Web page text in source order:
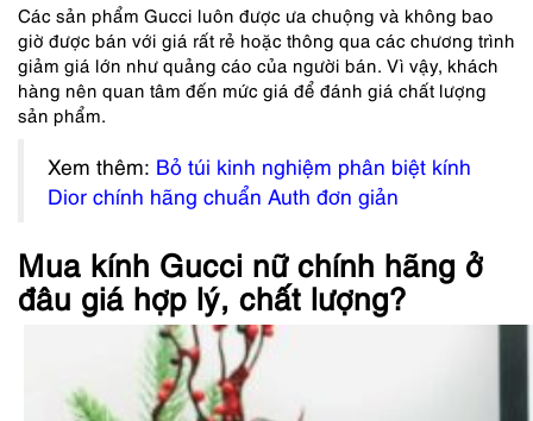
Các sản phẩm Gucci luôn được ưa chuộng và không bao
giờ được bán với giá rất rẻ hoặc thông qua các chương trình
giảm giá lớn như quảng cáo của người bán. Vì vậy, khách
hàng nên quan tâm đến mức giá để đánh giá chất lượng
sản phẩm.
Xem thêm: Bỏ túi kinh nghiệm phân biệt kính
Dior chính hãng chuẩn Auth đơn giản
Mua kính Gucci nữ chính hãng ở
đâu giá hợp lý, chất lượng?